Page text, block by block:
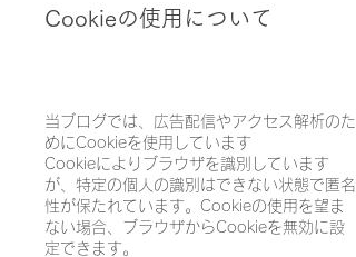
Cookieの使用について
当ブログでは、広告配信やアクセス解析のた
めにCookieを使用しています
Cookieによりブラウザを識別しています
が、特定の個人の識別はできない状態で匿名
性が保たれています。Cookieの使用を望ま
ない場合、ブラウザからCookieを無効に設
定できます。